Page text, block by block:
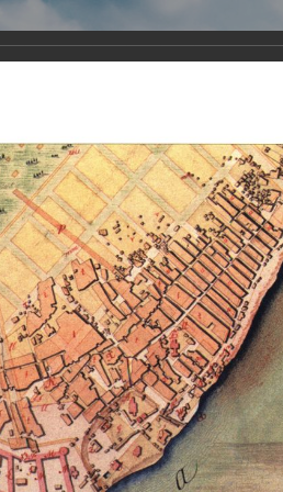
Земли
Сайт создан по
и
Галерея
Архангельска Свято-